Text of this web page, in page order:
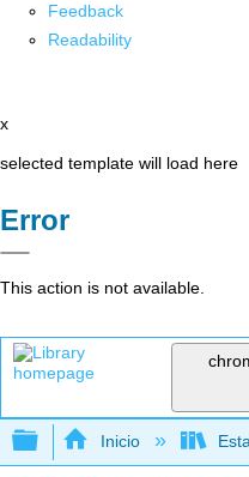
Feedback
Readability
x
selected template will load here
Error
This action is not available.
Expandir/
Inicio